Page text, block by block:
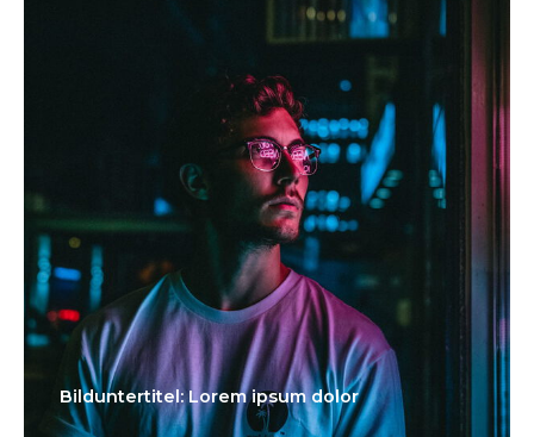
Bilduntertitel: Lorem ipsum dolor